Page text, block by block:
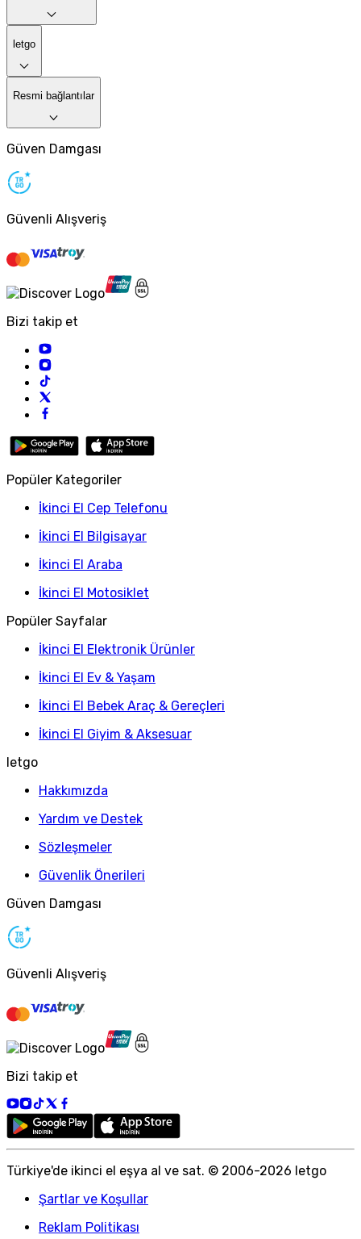
letgo
Resmi bağlantılar
Güven Damgası
Güvenli Alışveriş
Bizi takip et
Popüler Kategoriler
İkinci El Cep Telefonu
İkinci El Bilgisayar
İkinci El Araba
İkinci El Motosiklet
Popüler Sayfalar
İkinci El Elektronik Ürünler
İkinci El Ev & Yaşam
İkinci El Bebek Araç & Gereçleri
İkinci El Giyim & Aksesuar
letgo
Hakkımızda
Yardım ve Destek
Sözleşmeler
Güvenlik Önerileri
Güven Damgası
Güvenli Alışveriş
Bizi takip et
Türkiye'de ikinci el eşya al ve sat. © 2006-2026 letgo
Şartlar ve Koşullar
Reklam Politikası